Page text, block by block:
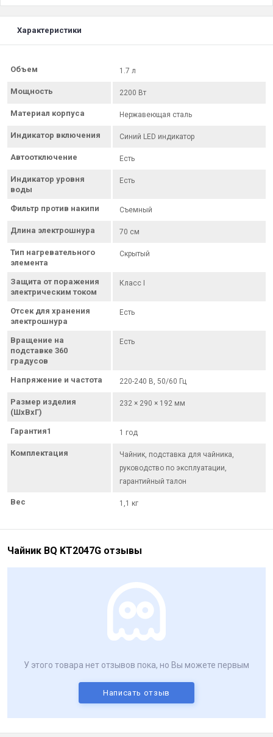
Характеристики
Объем 1.7 л
Мощность 2200 Вт
Материал корпуса Нержавеющая сталь
Индикатор включения Синий LED индикатор
Автоотключение Есть
Индикатор уровня
воды
Есть
Фильтр против накипи Съемный
Длина электрошнура 70 см
Тип нагревательного
элемента
Скрытый
Защита от поражения
электрическим током
Класс I
Отсек для хранения
электрошнура
Есть
Вращение на
подставке 360
градусов
Есть
Напряжение и частота 220-240 В, 50/60 Гц
Размер изделия
(ШхВхГ)
232 × 290 × 192 мм
Гарантия1 1 год
Комплектация
Чайник, подставка для чайника,
руководство по эксплуатации,
гарантийный талон
Вес 1,1 кг
Чайник BQ KT2047G отзывы
У этого товара нет отзывов пока, но Вы можете первым
Написать отзыв